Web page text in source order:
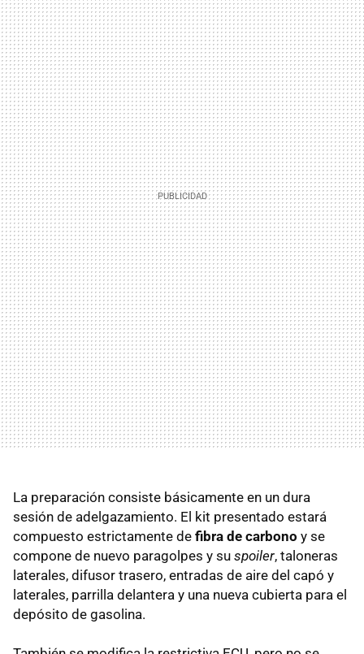
La preparación consiste básicamente en un dura
sesión de adelgazamiento. El kit presentado estará
compuesto estrictamente de fibra de carbono y se
compone de nuevo paragolpes y su spoiler, taloneras
laterales, difusor trasero, entradas de aire del capó y
laterales, parrilla delantera y una nueva cubierta para el
depósito de gasolina.